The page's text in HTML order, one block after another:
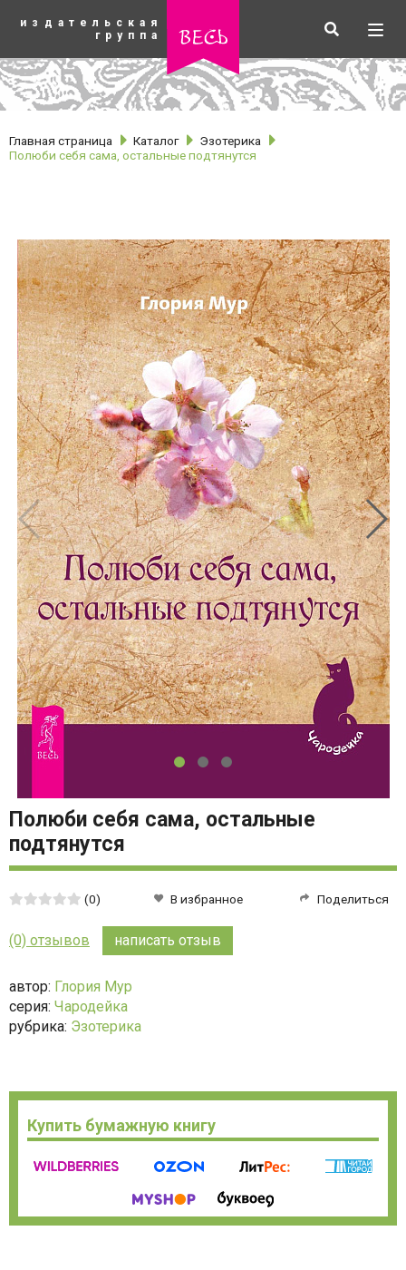
основному
издательская
группа
весь Искать
рубрики
Главная страница Каталог
Эзотерика
Полюби себя сама, остальные подтянутся
Полюби себя сама, остальные
подтянутся
Средняя
из
(0) В избранное Поделиться
(0) отзывов написать отзыв
автор: Глория Мур
серия: Чародейка
рубрика: Эзотерика
Купить бумажную книгу